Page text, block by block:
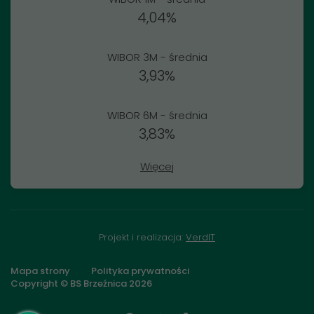
4,04%
WIBOR 3M - średnia
3,93%
WIBOR 6M - średnia
3,83%
Więcej
Projekt i realizacja: VerdIT
Mapa strony
Polityka prywatności
Copyright © BS Brzeźnica 2026